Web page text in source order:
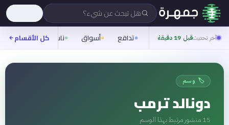
هل تبحث عن شيء؟
آخر تحديثقبل 19 دقيقة تدافع أسواق ناس روح
كل الأقسام
🏷️ وسم
دونالد ترمب
15 منشور مرتبط بهذا الوسم